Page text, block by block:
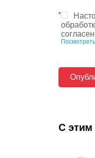
*
Посмотреть
С этим